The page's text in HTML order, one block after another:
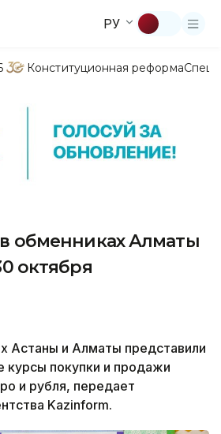
РУ
Конституционная реформа
обменниках Алматы
октября
Астаны и Алматы представили
курсы покупки и продажи
и рубля, передает
Kazinform.